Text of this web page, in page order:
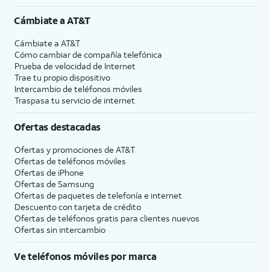
Cámbiate aAT&T
Cámbiate a AT&T
Cómo cambiar de compañía telefónica
Prueba de velocidad de Internet
Trae tu propio dispositivo
Intercambio de teléfonos móviles
Traspasa tu servicio de internet
Ofertas destacadas
Ofertas y promociones de AT&T
Ofertas de teléfonos móviles
Ofertas de iPhone
Ofertas de Samsung
Ofertas de paquetes de telefonía e internet
Descuento con tarjeta de crédito
Ofertas de teléfonos gratis para clientes nuevos
Ofertas sin intercambio
Ve teléfonos móviles por marca